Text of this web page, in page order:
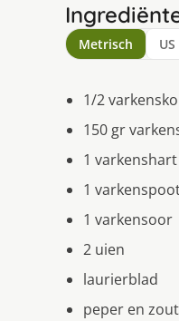
Metrisch
1/2
150 gr
1 varkenshart
1
1 varkensoor
2 uien
laurierblad
peper en zout